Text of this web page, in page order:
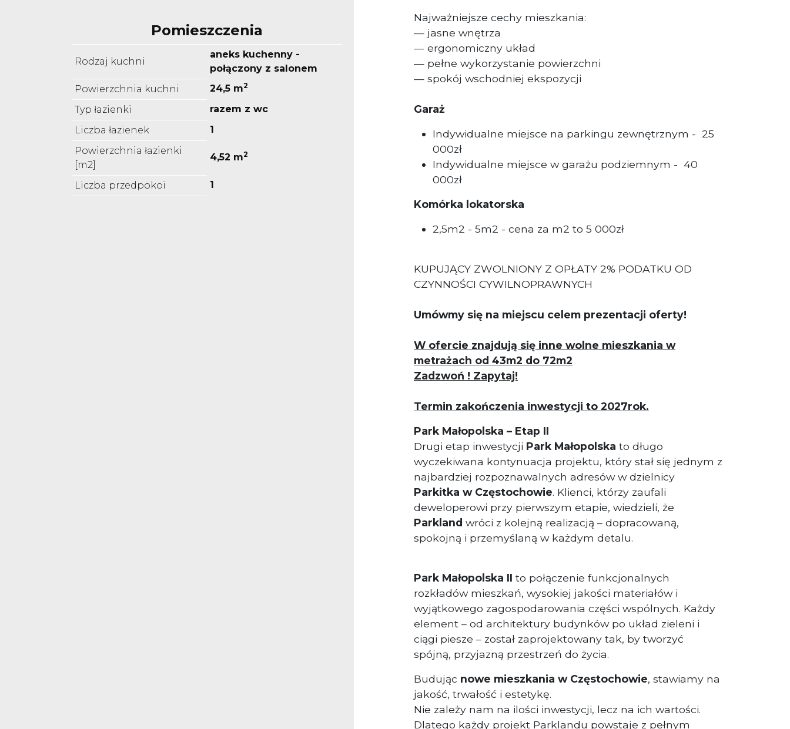
Pomieszczenia
Rodzaj kuchni
aneks kuchenny -
połączony z salonem
Powierzchnia kuchni
24,5 m2
Typ łazienki
razem z wc
Liczba łazienek
1
Powierzchnia łazienki
[m2]
4,52 m2
Liczba przedpokoi 1
Najważniejsze cechy mieszkania:
— jasne wnętrza
— ergonomiczny układ
— pełne wykorzystanie powierzchni
— spokój wschodniej ekspozycji
Garaż
Indywidualne miejsce na parkingu zewnętrznym - 25
000zł
Indywidualne miejsce w garażu podziemnym - 40
000zł
Komórka lokatorska
2,5m2 - 5m2 - cena za m2 to 5 000zł
KUPUJĄCY ZWOLNIONY Z OPŁATY 2% PODATKU OD
CZYNNOŚCI CYWILNOPRAWNYCH
Umówmy się na miejscu celem prezentacji oferty!
W ofercie znajdują się inne wolne mieszkania w
metrażach od 43m2 do 72m2
Zadzwoń ! Zapytaj!
Termin zakończenia inwestycji to 2027rok.
Park Małopolska – Etap II
Drugi etap inwestycji Park Małopolska to długo
wyczekiwana kontynuacja projektu, który stał się jednym z
najbardziej rozpoznawalnych adresów w dzielnicy
Parkitka w Częstochowie. Klienci, którzy zaufali
deweloperowi przy pierwszym etapie, wiedzieli, że
Parkland wróci z kolejną realizacją – dopracowaną,
spokojną i przemyślaną w każdym detalu.
Park Małopolska II to połączenie funkcjonalnych
rozkładów mieszkań, wysokiej jakości materiałów i
wyjątkowego zagospodarowania części wspólnych. Każdy
element – od architektury budynków po układ zieleni i
ciągi piesze – został zaprojektowany tak, by tworzyć
spójną, przyjazną przestrzeń do życia.
Budując nowe mieszkania w Częstochowie, stawiamy na
jakość, trwałość i estetykę.
Nie zależy nam na ilości inwestycji, lecz na ich wartości.
Dlatego każdy projekt Parklandu powstaje z pełnym